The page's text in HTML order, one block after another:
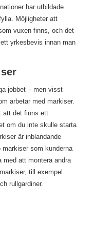
har utbildade
Möjligheter att
vuxen finns, och det
yrkesbevis innan man
jobbet – men visst
arbetar med markiser.
att det finns ett
om du inte skulle starta
är inblandande
markiser som kunderna
med att montera andra
till exempel
rullgardiner.